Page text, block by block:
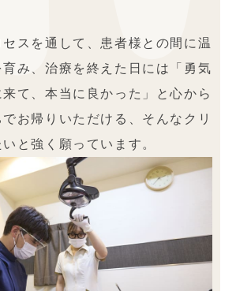
スを通して、患者様との間に温
み、治療を終えた日には「勇気
て、本当に良かった」と心から
お帰りいただける、そんなクリ
と強く願っています。